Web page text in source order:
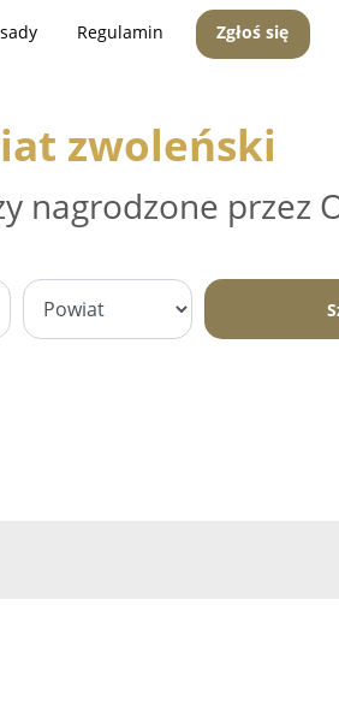
Regulamin Zgłoś się
zwoleński
nagrodzone przez